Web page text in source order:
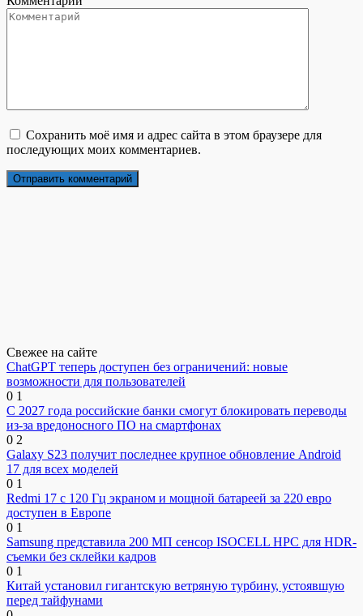
Сохранить моё имя и адрес сайта в этом браузере для
последующих моих комментариев.
Свежее на сайте
ChatGPT теперь доступен без ограничений: новые
возможности для пользователей
0 1
С 2027 года российские банки смогут блокировать переводы
из-за вредоносного ПО на смартфонах
0 2
Galaxy S23 получит последнее крупное обновление Android
17 для всех моделей
0 1
Redmi 17 с 120 Гц экраном и мощной батареей за 220 евро
доступен в Европе
0 1
Samsung представила 200 МП сенсор ISOCELL HPC для HDR-
съемки без склейки кадров
0 1
Китай установил гигантскую ветряную турбину, устоявшую
перед тайфунами